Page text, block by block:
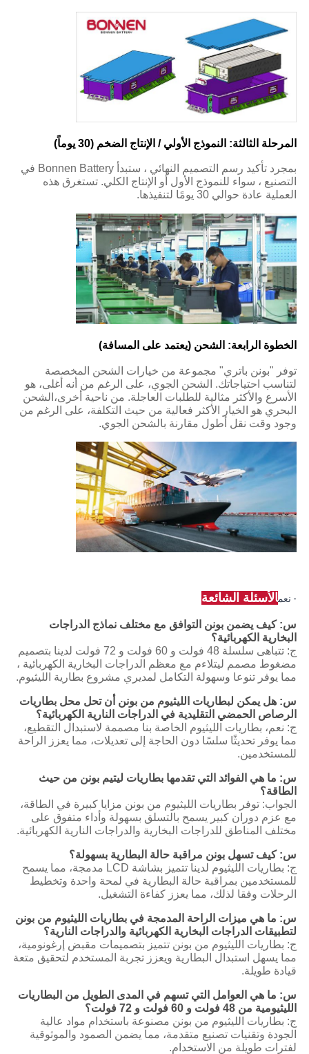
المرحلة الثالثة: النموذج الأولي / الإنتاج الضخم (30 يوماً)
بمجرد تأكيد رسم التصميم النهائي ، ستبدأ Bonnen Battery في
التصنيع ، سواء للنموذج الأول أو الإنتاج الكلي. تستغرق هذه
العملية عادة حوالي 30 يومًا لتنفيذها.
الخطوة الرابعة: الشحن (يعتمد على المسافة)
توفر "بونن باتري" مجموعة من خيارات الشحن المخصصة
لتناسب احتياجاتك. الشحن الجوي، على الرغم من أنه أغلى، هو
الأسرع والأكثر مثالية للطلبات العاجلة. من ناحية أخرى،الشحن
البحري هو الخيار الأكثر فعالية من حيث التكلفة، على الرغم من
وجود وقت نقل أطول مقارنة بالشحن الجوي.
- نعمالأسئلة الشائعة
س: كيف يضمن بونن التوافق مع مختلف نماذج الدراجات
البخارية الكهربائية؟
ج: تتباهى سلسلة 48 فولت و 60 فولت و 72 فولت لدينا بتصميم
مضغوط مصمم ليتلاءم مع معظم الدراجات البخارية الكهربائية ،
مما يوفر تنوعا وسهولة التكامل لمديري مشروع بطارية الليثيوم.
س: هل يمكن لبطاريات الليثيوم من بونن أن تحل محل بطاريات
الرصاص الحمضي التقليدية في الدراجات النارية الكهربائية؟
ج: نعم، بطاريات الليثيوم الخاصة بنا مصممة لاستبدال التقطيع،
مما يوفر تحديثًا سلسًا دون الحاجة إلى تعديلات، مما يعزز الراحة
للمستخدمين.
س: ما هي الفوائد التي تقدمها بطاريات ليتيم بونن من حيث
الطاقة؟
الجواب: توفر بطاريات الليثيوم من بونن مزايا كبيرة في الطاقة،
مع عزم دوران كبير يسمح بالتسلق بسهولة وأداء متفوق على
مختلف المناطق للدراجات البخارية والدراجات النارية الكهربائية.
س: كيف تسهل بونن مراقبة حالة البطارية بسهولة؟
ج: بطاريات الليثيوم لدينا تتميز بشاشة LCD مدمجة، مما يسمح
للمستخدمين بمراقبة حالة البطارية في لمحة واحدة وتخطيط
الرحلات وفقا لذلك، مما يعزز كفاءة التشغيل.
س: ما هي ميزات الراحة المدمجة في بطاريات الليثيوم من بونن
لتطبيقات الدراجات البخارية الكهربائية والدراجات النارية؟
ج: بطاريات الليثيوم من بونن تتميز بتصميمات مقبض إرغونومية،
مما يسهل استبدال البطارية ويعزز تجربة المستخدم لتحقيق متعة
قيادة طويلة.
س: ما هي العوامل التي تسهم في المدى الطويل من البطاريات
الليثيومية من 48 فولت و 60 فولت و 72 فولت؟
ج: بطاريات الليثيوم من بونن مصنوعة باستخدام مواد عالية
الجودة وتقنيات تصنيع متقدمة، مما يضمن الصمود والموثوقية
لفترات طويلة من الاستخدام.